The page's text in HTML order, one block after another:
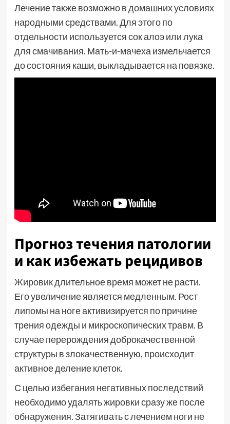
Лечение также возможно в домашних условиях
народными средствами. Для этого по
отдельности используется сок алоэ или лука
для смачивания. Мать-и-мачеха измельчается
до состояния каши, выкладывается на повязке.
Прогноз течения патологии
и как избежать рецидивов
Жировик длительное время может не расти.
Его увеличение является медленным. Рост
липомы на ноге активизируется по причине
трения одежды и микроскопических травм. В
случае перерождения доброкачественной
структуры в злокачественную, происходит
активное деление клеток.
С целью избегания негативных последствий
необходимо удалять жировки сразу же после
обнаружения. Затягивать с лечением ноги не